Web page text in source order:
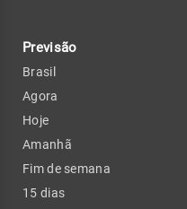
Previsão
Brasil
Agora
Hoje
Amanhã
Fim de semana
15 dias